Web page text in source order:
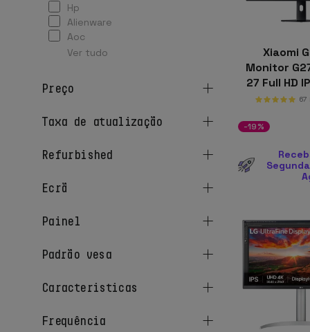
hp
alienware
aoc
Ver tudo
preço
taxa de atualização
refurbished
ecrã
painel
padrão vesa
caracteristicas
frequência
Xiaomi
Monitor
27 Full HD
FreeSync67
-19%